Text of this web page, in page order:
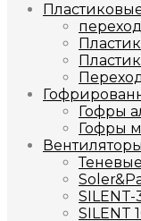
Гофры
Гофры
Вентиляторы
SILENT-
SILENT